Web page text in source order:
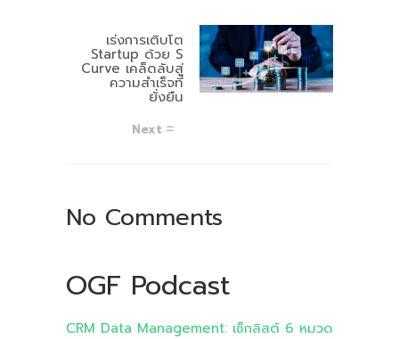
เร่งการเติบโต
Startup ด้วย S
Curve เคล็ดลับสู่
ความสำเร็จที่
ยั่งยืน
Next
No Comments
OGF Podcast
CRM Data Management: เช็กลิสต์ 6 หมวด